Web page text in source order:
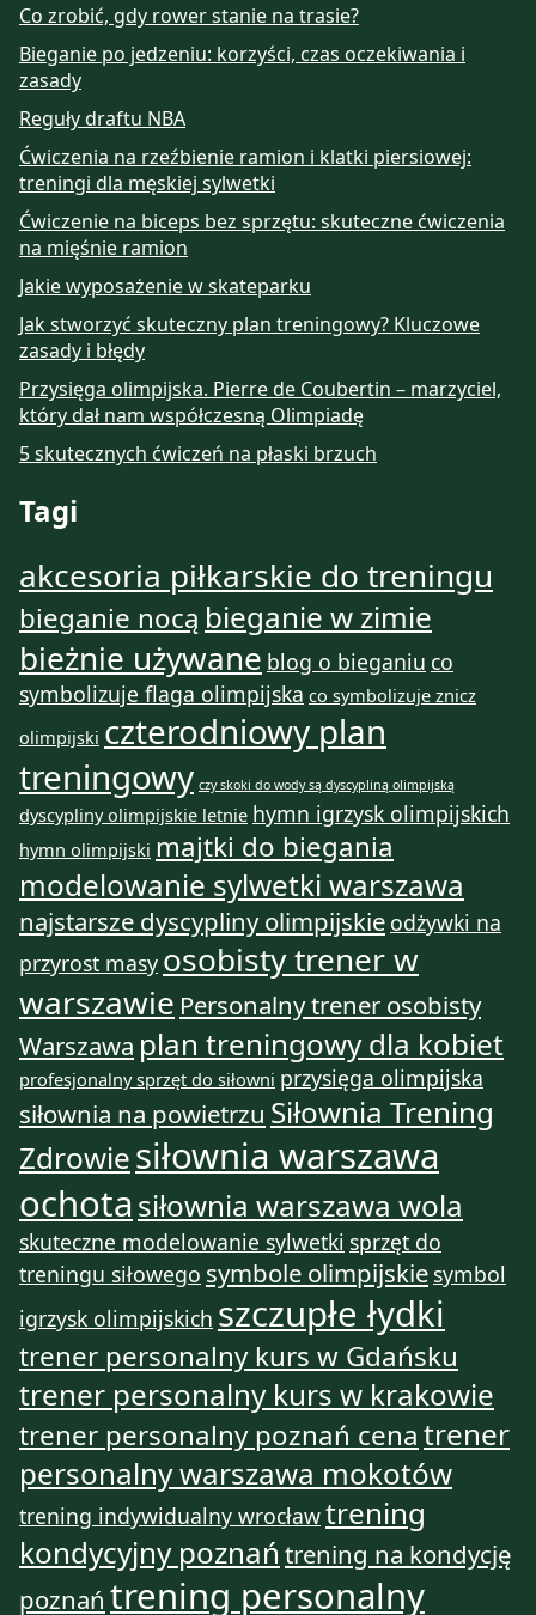
Co zrobić, gdy rower stanie na trasie?
Bieganie po jedzeniu: korzyści, czas oczekiwania i
zasady
Reguły draftu NBA
Ćwiczenia na rzeźbienie ramion i klatki piersiowej:
treningi dla męskiej sylwetki
Ćwiczenie na biceps bez sprzętu: skuteczne ćwiczenia
na mięśnie ramion
Jakie wyposażenie w skateparku
Jak stworzyć skuteczny plan treningowy? Kluczowe
zasady i błędy
Przysięga olimpijska. Pierre de Coubertin – marzyciel,
który dał nam współczesną Olimpiadę
5 skutecznych ćwiczeń na płaski brzuch
Tagi
akcesoria piłkarskie do treningu
bieganie nocą bieganie w zimie
bieżnie używane blog o bieganiu co
symbolizuje flaga olimpijska co symbolizuje znicz
olimpijski czterodniowy plan
treningowy czy skoki do wody są dyscypliną olimpijską
dyscypliny olimpijskie letnie hymn igrzysk olimpijskich
hymn olimpijski majtki do biegania
modelowanie sylwetki warszawa
najstarsze dyscypliny olimpijskie odżywki na
przyrost masy osobisty trener w
warszawie Personalny trener osobisty
Warszawa plan treningowy dla kobiet
profesjonalny sprzęt do siłowni przysięga olimpijska
siłownia na powietrzu Siłownia Trening
Zdrowiesiłownia warszawa
ochota siłownia warszawa wola
skuteczne modelowanie sylwetki sprzęt do
treningu siłowego symbole olimpijskie symbol
igrzysk olimpijskich szczupłe łydki
trener personalny kurs w Gdańsku
trener personalny kurs w krakowie
trener personalny poznań cenatrener
personalny warszawa mokotów
trening indywidualny wrocławtrening
kondycyjny poznań trening na kondycję
poznań trening personalny